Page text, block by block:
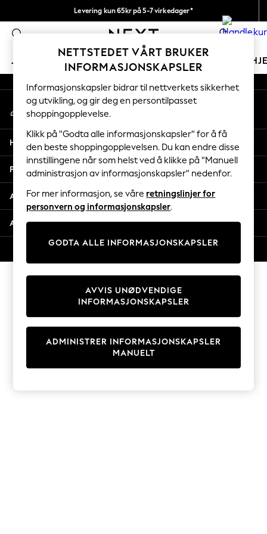
Levering kun 65kr på 5-7 virkedager*
Vi betaler alle tollavgifter 0
JENTER GUTTER BABY KVINNER
GIRLS
New In
50 - 92cm
98 - 110cm
116 - 134cm
140 - 174cm
Trending: Top & Short Sets
Trending: Clogs
Toy Story
THE SET
Coats & Jackets
Sweatshirts & Hoodies
Knitwear
Cardigans
Dresses
Sets & Outfits
T-Shirts
An error occurred on client
Våre sosiale nettverk
Min konto
Logg inn på kontoen din
Hjelp
Personvern & Juridisk
Avdelinger
Andre tjenester
NETTSTEDET VÅRT BRUKER
INFORMASJONSKAPSLER
Informasjonskapsler bidrar til nettverkets sikkerhet
og utvikling, og gir deg en persontilpasset
shoppingopplevelse.
Klikk på "Godta alle informasjonskapsler" for å få
den beste shoppingopplevelsen. Du kan endre disse
innstillingene når som helst ved å klikke på "Manuell
administrasjon av informasjonskapsler" nedenfor.
For mer informasjon, se våre retningslinjer for
personvern og informasjonskapsler.
GODTA ALLE INFORMASJONSKAPSLER
ADMINISTRER INFORMASJONSKAPSLER
MANUELT
AVVIS UNØDVENDIGE
INFORMASJONSKAPSLER